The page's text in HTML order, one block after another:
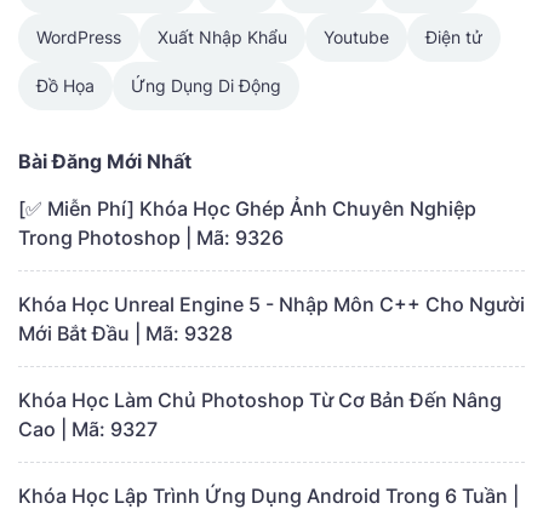
WordPress Xuất Nhập Khẩu Youtube Điện tử
Đồ Họa Ứng Dụng Di Động
Bài Đăng Mới Nhất
[✅ Miễn Phí] Khóa Học Ghép Ảnh Chuyên Nghiệp
Trong Photoshop | Mã: 9326
Khóa Học Unreal Engine 5 - Nhập Môn C++ Cho Người
Mới Bắt Đầu | Mã: 9328
Khóa Học Làm Chủ Photoshop Từ Cơ Bản Đến Nâng
Cao | Mã: 9327
Khóa Học Lập Trình Ứng Dụng Android Trong 6 Tuần |